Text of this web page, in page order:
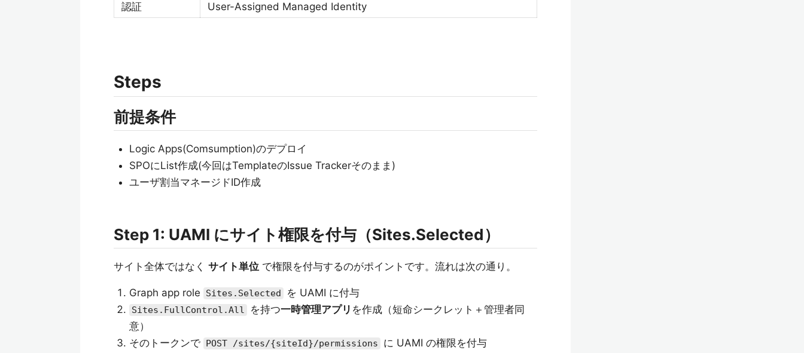
認証
User-Assigned Managed Identity
Steps
前提条件
Logic Apps(Comsumption)のデプロイ
SPOにList作成(今回はTemplateのIssue Trackerそのまま)
ユーザ割当マネージドID作成
Step 1: UAMI にサイト権限を付与（Sites.Selected）
サイト全体ではなく サイト単位 で権限を付与するのがポイントです。流れは次の通り。
Graph app role Sites.Selected を UAMI に付与
Sites.FullControl.All を持つ一時管理アプリ を作成（短命シークレット＋管理者同
意）
そのトークンで POST /sites/{siteId}/permissions
に UAMI の権限を付与